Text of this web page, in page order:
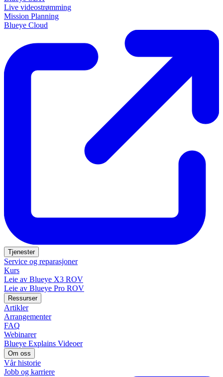
Live videostrømming
Mission Planning
Blueye Cloud
Tjenester
Service og reparasjoner
Kurs
Leie av Blueye X3 ROV
Leie av Blueye Pro ROV
Ressurser
Artikler
Arrangementer
FAQ
Webinarer
Blueye Explains Videoer
Om oss
Vår historie
Jobb og karriere